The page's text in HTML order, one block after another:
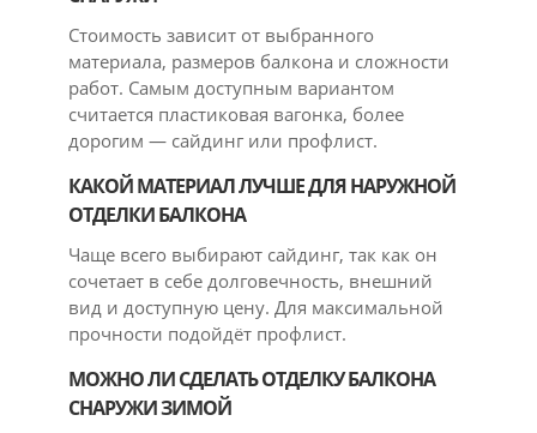
Стоимость зависит от выбранного
материала, размеров балкона и сложности
работ. Самым доступным вариантом
считается пластиковая вагонка, более
дорогим — сайдинг или профлист.
КАКОЙ МАТЕРИАЛ ЛУЧШЕ ДЛЯ НАРУЖНОЙ
ОТДЕЛКИ БАЛКОНА
Чаще всего выбирают сайдинг, так как он
сочетает в себе долговечность, внешний
вид и доступную цену. Для максимальной
прочности подойдёт профлист.
МОЖНО ЛИ СДЕЛАТЬ ОТДЕЛКУ БАЛКОНА
СНАРУЖИ ЗИМОЙ